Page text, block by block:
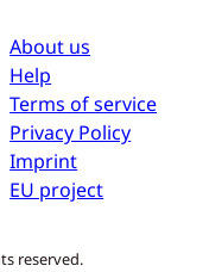
About us
Help
Terms of service
Privacy Policy
Imprint
EU project
reserved.